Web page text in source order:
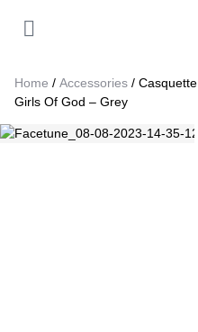
Home / Accessories / Casquette
Girls Of God – Grey
Orders
Addresses